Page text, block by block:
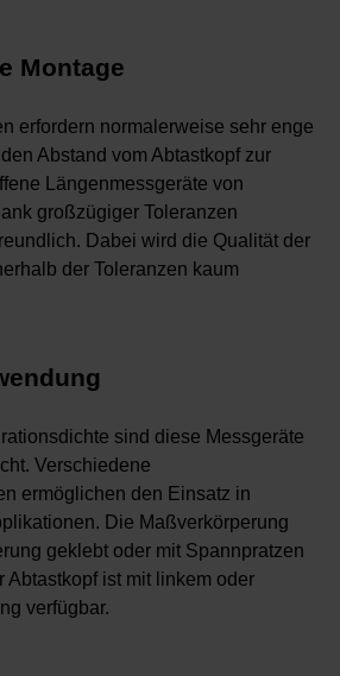
Montage
erfordern normalerweise sehr enge
Abstand vom Abtastkopf zur
Längenmessgeräte von
großzügiger Toleranzen
Dabei wird die Qualität der
der Toleranzen kaum
sind diese Messgeräte
Verschiedene
ermöglichen den Einsatz in
Die Maßverkörperung
geklebt oder mit Spannpratzen
Abtastkopf ist mit linkem oder
verfügbar.